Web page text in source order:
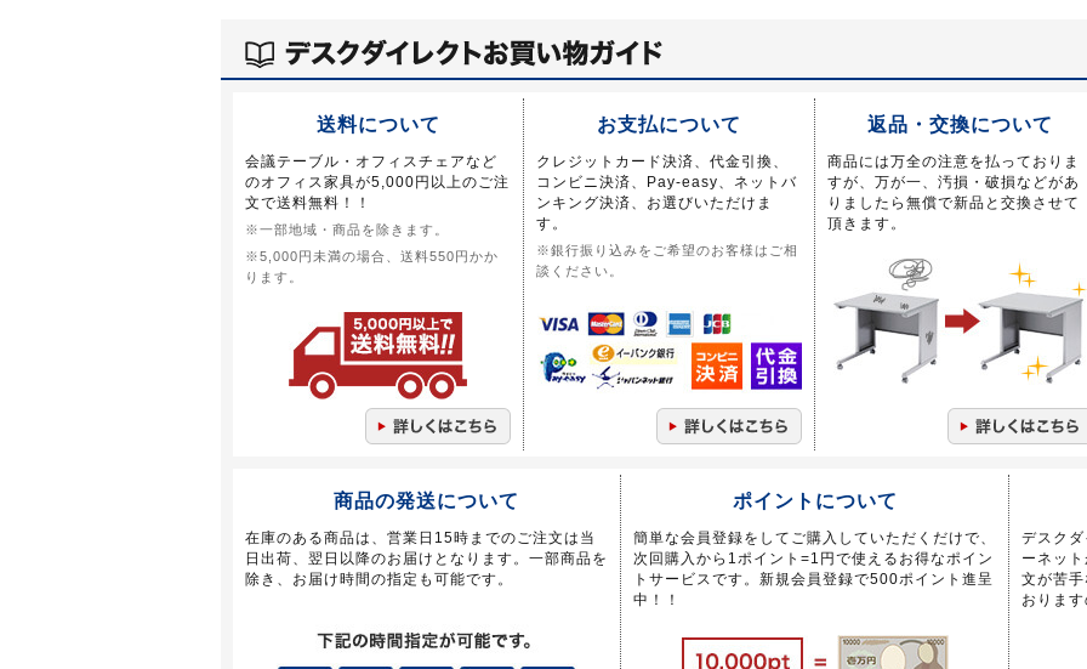
送料について
会議テーブル・オフィスチェアなど
のオフィス家具が5,000円以上のご注
文で送料無料！！
※一部地域・商品を除きます。
※5,000円未満の場合、送料550円かか
ります。
お支払について
クレジットカード決済、代金引換、
コンビニ決済、Pay-easy、ネットバ
ンキング決済、お選びいただけま
す。
※銀行振り込みをご希望のお客様はご相
談ください。
返品・交換について
商品には万全の注意を払っておりま
すが、万が一、汚損・破損などがあ
りましたら無償で新品と交換させて
頂きます。
商品の発送について
在庫のある商品は、営業日15時までのご注文は当
日出荷、翌日以降のお届けとなります。一部商品を
除き、お届け時間の指定も可能です。
ポイントについて
簡単な会員登録をしてご購入していただくだけで、
次回購入から1ポイント=1円で使えるお得なポイン
トサービスです。新規会員登録で500ポイント進呈
中！！
デスク
ーネッ
文が苦
おります